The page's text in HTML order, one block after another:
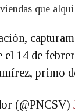
que
el 14 de
primo
(@PNCSV)